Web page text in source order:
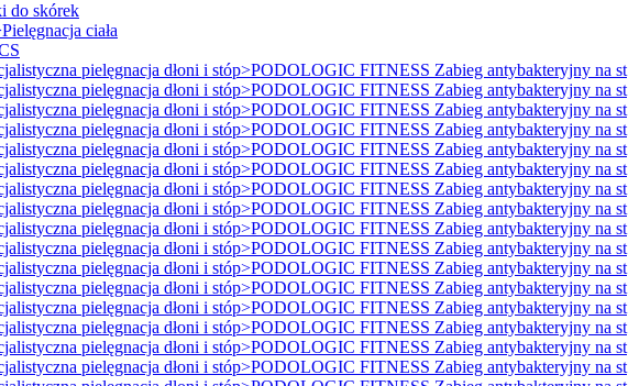
do skórek
ciała
pielęgnacja dłoni i stóp>PODOLOGIC FITNESS Zabieg antybakteryjny na st
pielęgnacja dłoni i stóp>PODOLOGIC FITNESS Zabieg antybakteryjny na st
pielęgnacja dłoni i stóp>PODOLOGIC FITNESS Zabieg antybakteryjny na st
pielęgnacja dłoni i stóp>PODOLOGIC FITNESS Zabieg antybakteryjny na st
pielęgnacja dłoni i stóp>PODOLOGIC FITNESS Zabieg antybakteryjny na st
pielęgnacja dłoni i stóp>PODOLOGIC FITNESS Zabieg antybakteryjny na st
pielęgnacja dłoni i stóp>PODOLOGIC FITNESS Zabieg antybakteryjny na st
pielęgnacja dłoni i stóp>PODOLOGIC FITNESS Zabieg antybakteryjny na st
pielęgnacja dłoni i stóp>PODOLOGIC FITNESS Zabieg antybakteryjny na st
pielęgnacja dłoni i stóp>PODOLOGIC FITNESS Zabieg antybakteryjny na st
pielęgnacja dłoni i stóp>PODOLOGIC FITNESS Zabieg antybakteryjny na st
pielęgnacja dłoni i stóp>PODOLOGIC FITNESS Zabieg antybakteryjny na st
pielęgnacja dłoni i stóp>PODOLOGIC FITNESS Zabieg antybakteryjny na st
pielęgnacja dłoni i stóp>PODOLOGIC FITNESS Zabieg antybakteryjny na st
pielęgnacja dłoni i stóp>PODOLOGIC FITNESS Zabieg antybakteryjny na st
pielęgnacja dłoni i stóp>PODOLOGIC FITNESS Zabieg antybakteryjny na st